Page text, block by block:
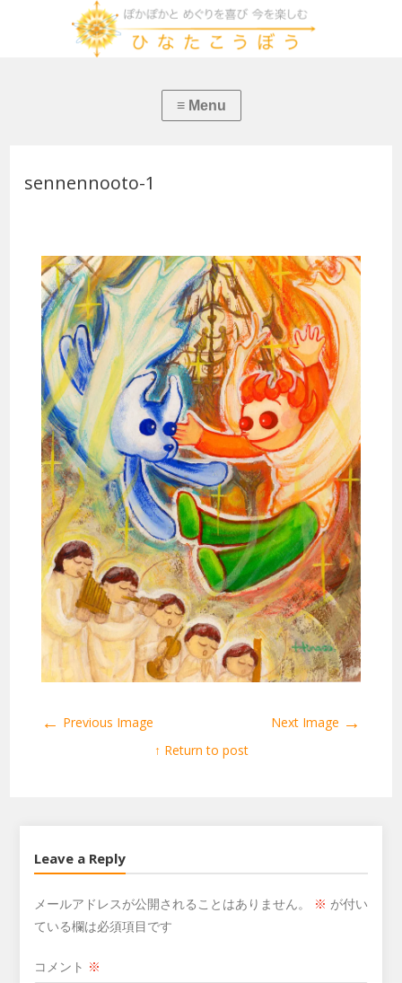
sennennooto-1
← Previous Image Next Image →
↑ Return to post
Leave a Reply
メールアドレスが公開されることはありません。 ※ が付い
ている欄は必須項目です
コメント ※